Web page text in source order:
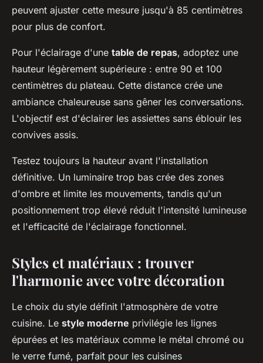
peuvent ajuster cette mesure jusqu'à 85 centimètres
pour plus de confort.
Pour l'éclairage d'une table de repas, adoptez une
hauteur légèrement supérieure : entre 90 et 100
centimètres du plateau. Cette distance crée une
ambiance chaleureuse sans gêner les conversations.
L'objectif est d'éclairer les assiettes sans éblouir les
convives assis.
Testez toujours la hauteur avant l'installation
définitive. Un luminaire trop bas crée des zones
d'ombre et limite les mouvements, tandis qu'un
positionnement trop élevé réduit l'intensité lumineuse
et l'efficacité de l'éclairage fonctionnel.
Styles et matériaux : trouver
l'harmonie avec votre décoration
Le choix du style définit l'atmosphère de votre
cuisine. Le style moderne privilégie les lignes
épurées et les matériaux comme le métal chromé ou
le verre fumé, parfait pour les cuisines